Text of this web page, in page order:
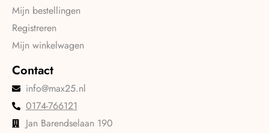
Mijn bestellingen
Registreren
Mijn winkelwagen
Contact
info@max25.nl
0174-766121
Jan Barendselaan 190